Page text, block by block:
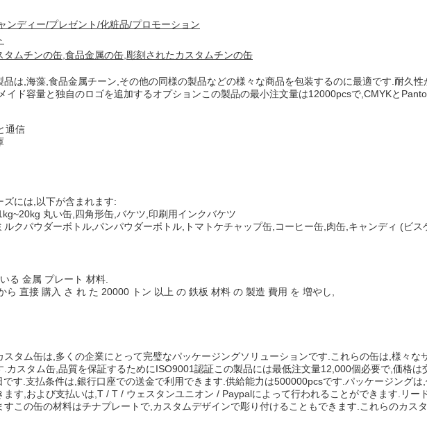
ンディー/プレゼント/化粧品/プロモーション
タムチンの缶,食品金属の缶,彫刻されたカスタムチンの缶
品は,海藻,食品金属チーン,その他の同様の製品などの様々な商品を包装するのに最適です.耐久
イド容量と独自のロゴを追加するオプションこの製品の最小注文量は12000pcsで,CMYKと
通信
には,以下が含まれます:
丸い缶,四角形缶,バケツ,印刷用インクバケツ
ルクパウダーボトル,パンパウダーボトル,トマトケチャップ缶,コーヒー缶,肉缶,キャンディ (ビ
る 金属 プレート 材料.
ら 直接 購入 さ れ た 20000 トン 以上 の 鉄板 材料 の 製造 費用 を 増やし,
タム缶は,多くの企業にとって完璧なパッケージングソリューションです.これらの缶は,様々な
.カスタム缶,品質を保証するためにISO9001認証この製品には最低注文量12,000個必要で,価格
です.支払条件は,銀行口座での送金で利用できます.供給能力は500000pcsです.パッケージング
ます,および支払いは,T / T / ウェスタンユニオン / Paypalによって行われることができます.リ
すこの缶の材料はチナプレートで,カスタムデザインで彫り付けることもできます.これらのカス